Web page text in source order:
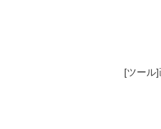
[ツール